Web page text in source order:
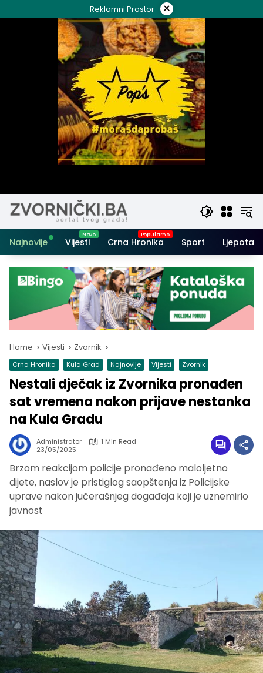
to
Reklamni Prostor ×
Najnovije Vijesti Crna Hronika Sport Ljepota i
Home Vijesti Zvornik
Crna Hronika Kula Grad Najnovije Vijesti Zvornik
Nestali dječak iz Zvornika pronađen
sat vremena nakon prijave nestanka
na Kula Gradu
Administrator
1 Min Read
23/05/2025
Brzom reakcijom policije pronađeno maloljetno
dijete, naslov je pristiglog saopštenja iz Policijske
uprave nakon jučerašnjeg događaja koji je uznemirio
javnost